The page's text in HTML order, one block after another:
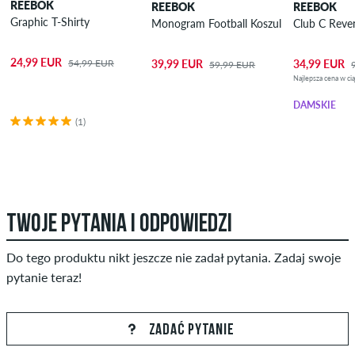
REEBOK
Graphic T-Shirty
24,99 EUR 54,99 EUR
(1)
REEBOK
Monogram Football Koszulka Polo
39,99 EUR 59,99 EUR
REEBOK
34,99 EUR
Najlepsza cena w
DAMSKIE
TWOJE PYTANIA I ODPOWIEDZI
Do tego produktu nikt jeszcze nie zadał pytania. Zadaj swoje
pytanie teraz!
ZADAĆ PYTANIE